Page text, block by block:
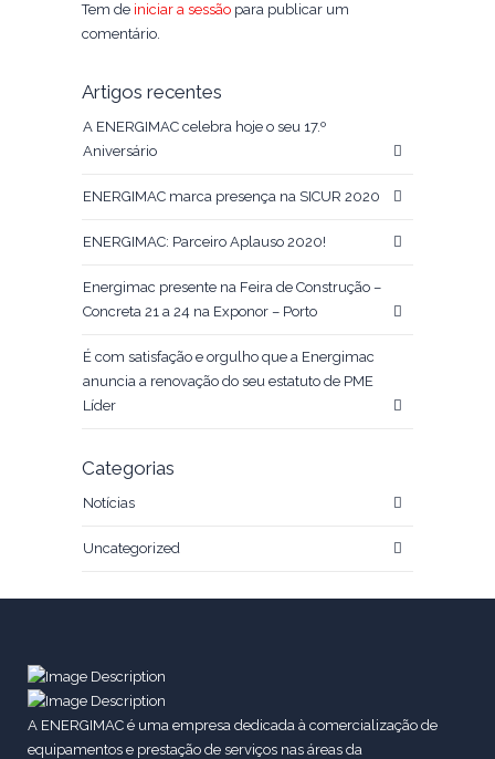
Tem de iniciar a sessão para publicar um
comentário.
Artigos recentes
A ENERGIMAC celebra hoje o seu 17.º
Aniversário
ENERGIMAC marca presença na SICUR 2020
ENERGIMAC: Parceiro Aplauso 2020!
Energimac presente na Feira de Construção –
Concreta 21 a 24 na Exponor – Porto
É com satisfação e orgulho que a Energimac
anuncia a renovação do seu estatuto de PME
Líder
Categorias
Notícias
Uncategorized
A ENERGIMAC é uma empresa dedicada à comercialização de
equipamentos e prestação de serviços nas áreas da